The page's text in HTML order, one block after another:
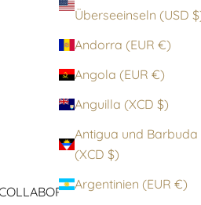
ICONS
Andorra (EUR €)
Angola (EUR €)
Anguilla (XCD $)
Antigua und Barbuda
(XCD $)
Argentinien (EUR €)